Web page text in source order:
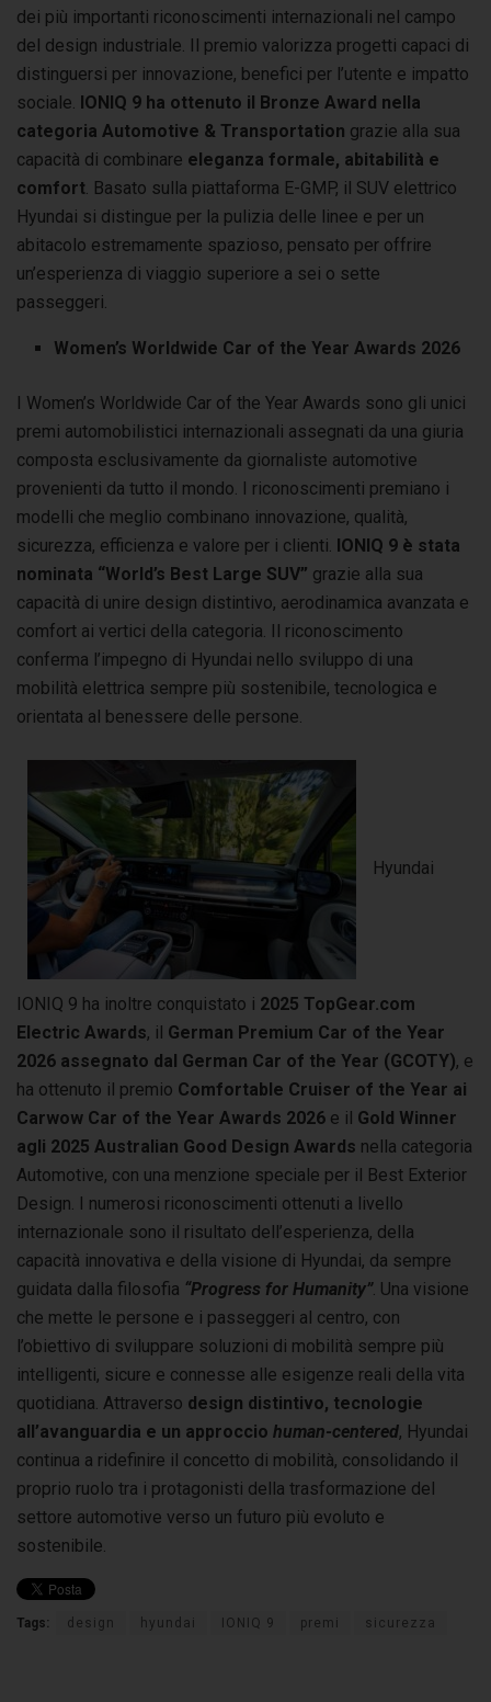
dei più importanti riconoscimenti internazionali nel campo
del design industriale. Il premio valorizza progetti capaci di
distinguersi per innovazione, benefici per l’utente e impatto
sociale. IONIQ 9 ha ottenuto il Bronze Award nella
categoria Automotive & Transportation grazie alla sua
capacità di combinare eleganza formale, abitabilità e
comfort . Basato sulla piattaforma E-GMP, il SUV elettrico
Hyundai si distingue per la pulizia delle linee e per un
abitacolo estremamente spazioso, pensato per offrire
un’esperienza di viaggio superiore a sei o sette
passeggeri.
Women’s Worldwide Car of the Year Awards 2026
I Women’s Worldwide Car of the Year Awards sono gli unici
premi automobilistici internazionali assegnati da una giuria
composta esclusivamente da giornaliste automotive
provenienti da tutto il mondo. I riconoscimenti premiano i
modelli che meglio combinano innovazione, qualità,
sicurezza, efficienza e valore per i clienti. IONIQ 9 è stata
nominata “World’s Best Large SUV” grazie alla sua
capacità di unire design distintivo, aerodinamica avanzata e
comfort ai vertici della categoria. Il riconoscimento
conferma l’impegno di Hyundai nello sviluppo di una
mobilità elettrica sempre più sostenibile, tecnologica e
orientata al benessere delle persone.
Hyundai
IONIQ 9 ha inoltre conquistato i 2025 TopGear.com
Electric Awards, il German Premium Car of the Year
2026 assegnato dal German Car of the Year (GCOTY), e
ha ottenuto il premio Comfortable Cruiser of the Year ai
Carwow Car of the Year Awards 2026 e il Gold Winner
agli 2025 Australian Good Design Awards nella categoria
Automotive, con una menzione speciale per il Best Exterior
Design. I numerosi riconoscimenti ottenuti a livello
internazionale sono il risultato dell’esperienza, della
capacità innovativa e della visione di Hyundai, da sempre
guidata dalla filosofia “Progress for Humanity”. Una visione
che mette le persone e i passeggeri al centro, con
l’obiettivo di sviluppare soluzioni di mobilità sempre più
intelligenti, sicure e connesse alle esigenze reali della vita
quotidiana. Attraverso design distintivo, tecnologie
all’avanguardia e un approccio human-centered, Hyundai
continua a ridefinire il concetto di mobilità, consolidando il
proprio ruolo tra i protagonisti della trasformazione del
settore automotive verso un futuro più evoluto e
sostenibile.
Tags: design hyundai IONIQ 9 premi sicurezza